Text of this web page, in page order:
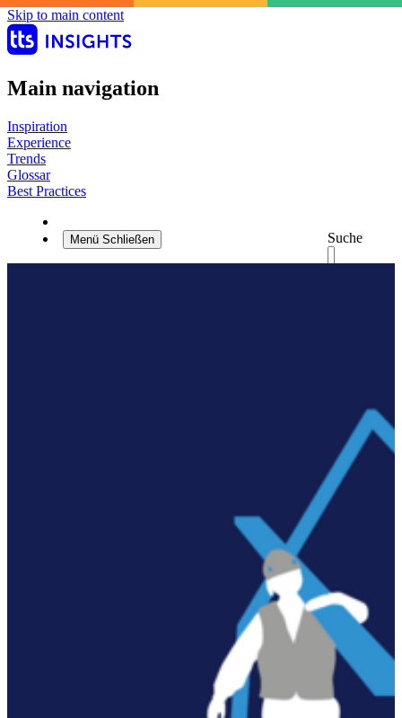
Skip to main content
Main navigation
Inspiration
Experience
Trends
Glossar
Best Practices
Suche
Menü Schließen